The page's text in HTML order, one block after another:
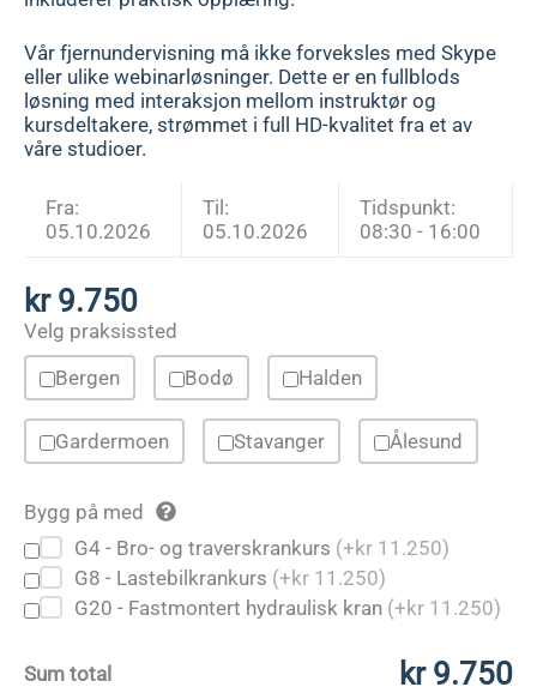
Vår fjernundervisning må ikke forveksles med Skype
eller ulike webinarløsninger. Dette er en fullblods
løsning med interaksjon mellom instruktør og
kursdeltakere, strømmet i full HD-kvalitet fra et av
våre studioer.
Fra:
05.10.2026
Til:
05.10.2026
Tidspunkt:
08:30 - 16:00
kr9.750
Velg praksissted
Bergen
Bodø Halden
Gardermoen Stavanger Ålesund
Bygg på med
G4 - Bro- og traverskrankurs (+kr11.250)
G8 - Lastebilkrankurs (+kr11.250)
G20 - Fastmontert hydraulisk kran (+kr11.250)
Sum total kr 9.750